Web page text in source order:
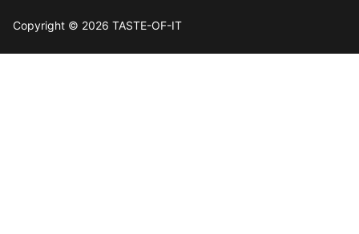
Copyright © 2026 TASTE-OF-IT